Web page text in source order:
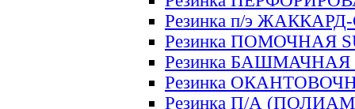
Резинка п/э
Резинка ПОМОЧНАЯ
Резинка БАШМАЧНАЯ
Резинка
Резинка П/А